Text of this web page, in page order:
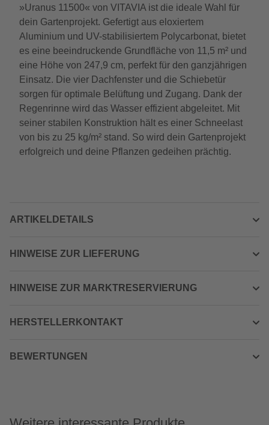
»Uranus 11500« von VITAVIA ist die ideale Wahl für
dein Gartenprojekt. Gefertigt aus eloxiertem
Aluminium und UV-stabilisiertem Polycarbonat, bietet
es eine beeindruckende Grundfläche von 11,5 m² und
eine Höhe von 247,9 cm, perfekt für den ganzjährigen
Einsatz. Die vier Dachfenster und die Schiebetür
sorgen für optimale Belüftung und Zugang. Dank der
Regenrinne wird das Wasser effizient abgeleitet. Mit
seiner stabilen Konstruktion hält es einer Schneelast
von bis zu 25 kg/m² stand. So wird dein Gartenprojekt
erfolgreich und deine Pflanzen gedeihen prächtig.
ARTIKELDETAILS
HINWEISE ZUR LIEFERUNG
HINWEISE ZUR MARKTRESERVIERUNG
HERSTELLERKONTAKT
BEWERTUNGEN